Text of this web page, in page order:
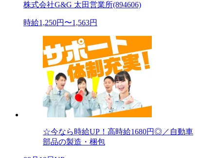
株式会社G&G 太田営業所(894606)
時給1,250円〜1,563円
☆今なら時給UP！高時給1680円◎／自動車
部品の製造・梱包